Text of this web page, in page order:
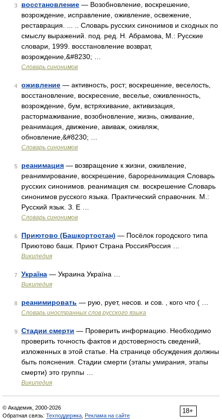
3 восстановление — Возобновление, воскрешение,
возрождение, исправление, оживление, освежение,
реставрация. ... .. Словарь русских синонимов и сходных по
смыслу выражений. под. ред. Н. Абрамова, М.: Русские
словари, 1999. восстановление возврат,
возрождение,&#8230; …
Словарь синонимов
4 оживление — активность, рост; воскрешение, веселость,
восстановление, воскресение, веселье, оживленность,
возрождение, бум, встряхивание, активизация,
растормаживание, возобновление, жизнь, оживание,
реанимация, движение, авиваж, оживляж,
обновление,&#8230; …
Словарь синонимов
5 реанимация — возвращение к жизни, оживление,
реанимирование, воскрешение, барореанимация Словарь
русских синонимов. реанимация см. воскрешение Словарь
синонимов русского языка. Практический справочник. М.:
Русский язык. З. Е …
Словарь синонимов
6 Приютово (Башкортостан) — Посёлок городского типа
Приютово башк. Приют Страна РоссияРоссия …
Википедия
7 Україна — Украина Україна …
Википедия
8 реанимировать — рую, рует, несов. и сов. , кого что ( …
Словарь иностранных слов русского языка
9 Стадии смерти — Проверить информацию. Необходимо
проверить точность фактов и достоверность сведений,
изложенных в этой статье. На странице обсуждения должны
быть пояснения. Стадии смерти (этапы умирания, этапы
смерти) это группы …
Википедия
18+
© Академик, 2000-2026
Обратная связь: Техподдержка Реклама на сайте